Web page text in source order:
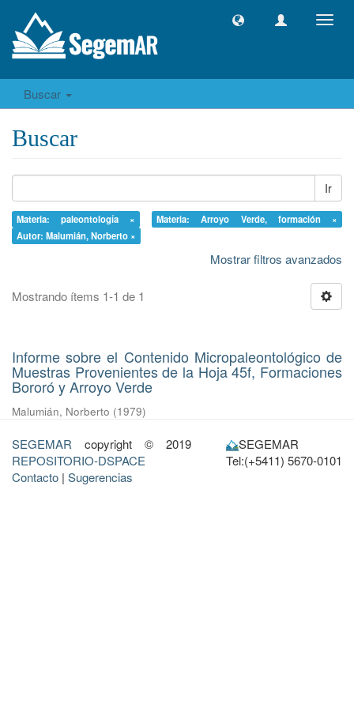
Buscar
Buscar
Ir
Materia: paleontología ×
Materia: Arroyo Verde, formación ×
Autor: Malumián, Norberto ×
Mostrar filtros avanzados
Mostrando ítems 1-1 de 1
Informe sobre el Contenido Micropaleontológico de
Muestras Provenientes de la Hoja 45f, Formaciones
Bororó y Arroyo Verde
Malumián, Norberto (1979)
SEGEMAR copyright © 2019
REPOSITORIO-DSPACE
Contacto | Sugerencias
SEGEMAR
Tel:(+5411) 5670-0101